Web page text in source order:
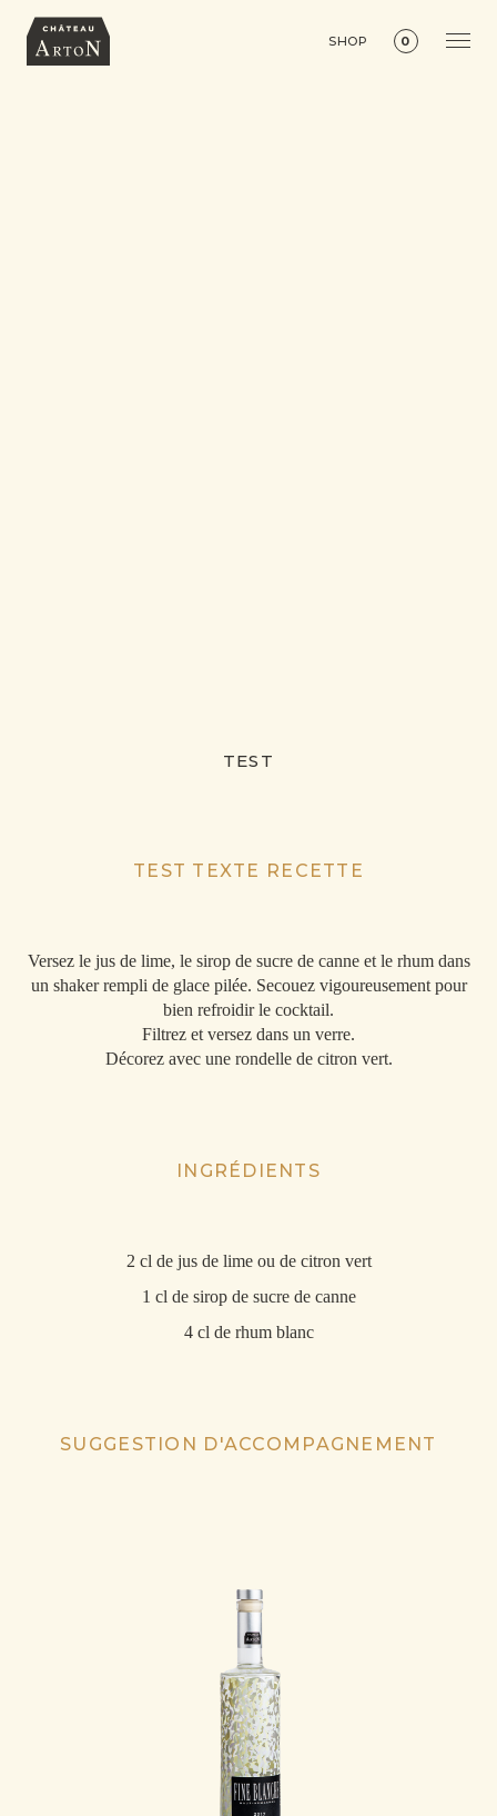
SHOP 0
TEST
TEST TEXTE RECETTE
Versez le jus de lime, le sirop de sucre de canne et le rhum dans
un shaker rempli de glace pilée. Secouez vigoureusement pour
bien refroidir le cocktail.
Filtrez et versez dans un verre.
Décorez avec une rondelle de citron vert.
INGRÉDIENTS
2 cl de jus de lime ou de citron vert
1 cl de sirop de sucre de canne
4 cl de rhum blanc
SUGGESTION D'ACCOMPAGNEMENT